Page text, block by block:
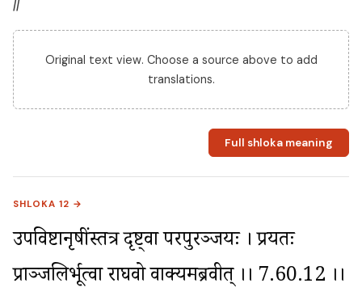
||
Original text view. Choose a source above to add
translations.
Full shloka meaning
SHLOKA 12 →
उपविष्टानृषींस्तत्र दृष्ट्वा परपुरञ्जयः । प्रयतः
प्राञ्जलिर्भूत्वा राघवो वाक्यमब्रवीत् ।। 7.60.12 ।।